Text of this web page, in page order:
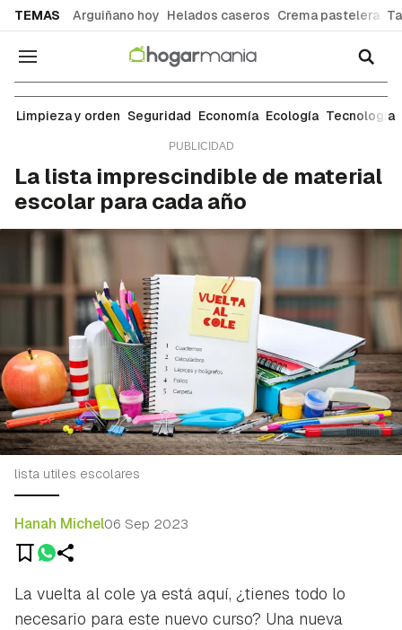
TEMAS Arguiñano hoy Helados caseros Crema pastelera
Navegación
Economía
Limpieza y orden Seguridad Economía Ecología Tecnología
La lista imprescindible de material
escolar para cada año
lista utiles escolares
Hanah Michel06 Sep 2023
La vuelta al cole ya está aquí, ¿tienes todo lo
necesario para este nuevo curso? Una nueva